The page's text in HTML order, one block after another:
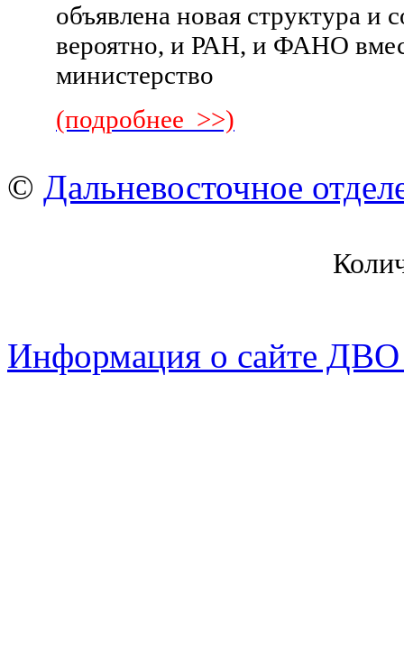
объявлена новая структура и
вероятно, и РАН, и ФАНО
министерство
(подробнее >>)
© Дальневосточное
Информация о сайте